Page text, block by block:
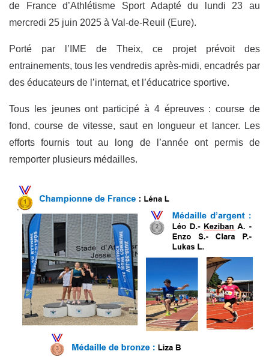
de France d’Athlétisme Sport Adapté du lundi 23 au
mercredi 25 juin 2025 à Val-de-Reuil (Eure).
Porté par l’IME de Theix, ce projet prévoit des
entrainements, tous les vendredis après-midi, encadrés par
des éducateurs de l’internat, et l’éducatrice sportive.
Tous les jeunes ont participé à 4 épreuves : course de
fond, course de vitesse, saut en longueur et lancer. Les
efforts fournis tout au long de l’année ont permis de
remporter plusieurs médailles.